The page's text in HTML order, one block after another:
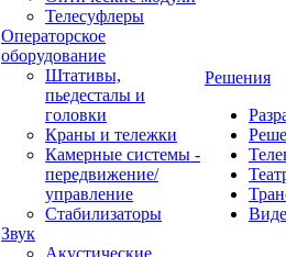
Телесуфлеры
Операторское
оборудование
Штативы,
пьедесталы и
головки
Краны и тележки
Камерные системы -
передвижение/
управление
Стабилизаторы
Звук
Акустические
Решения